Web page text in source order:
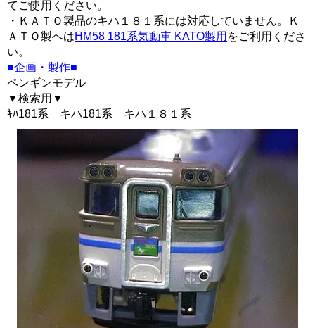
てご使用ください。
・ＫＡＴＯ製品のキハ１８１系には対応していません。Ｋ
ＡＴＯ製へはHM58 181系気動車 KATO製用 をご利用くださ
い。
■企画・製作■
ペンギンモデル
▼検索用▼
ｷﾊ181系 キハ181系 キハ１８１系